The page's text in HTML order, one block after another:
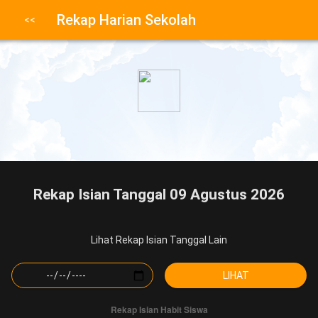
Rekap Harian Sekolah
Rekap Isian Tanggal 09 Agustus 2026
Lihat Rekap Isian Tanggal Lain